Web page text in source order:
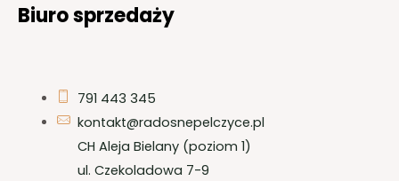
Biuro sprzedaży
791 443 345
kontakt@radosnepelczyce.pl
CH Aleja Bielany (poziom 1)
ul. Czekoladowa 7-9